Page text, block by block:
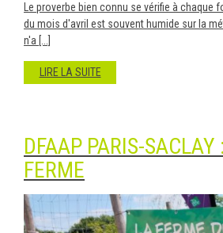
Le proverbe bien connu se vérifie à chaque
du mois d'avril est souvent humide sur la
n'a [...]
LIRE LA SUITE
DFAAP PARIS-SACLAY
FERME